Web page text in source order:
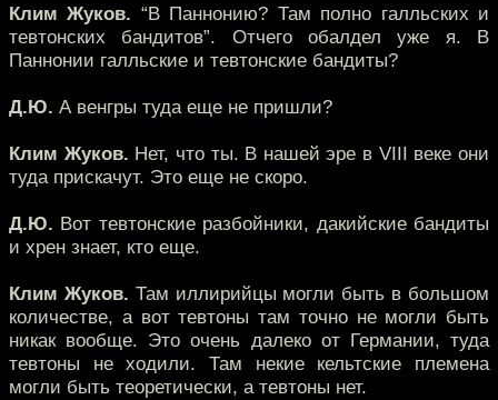
Клим Жуков. “В Паннонию? Там полно галльских и
тевтонских бандитов”. Отчего обалдел уже я. В
Паннонии галльские и тевтонские бандиты?
Д.Ю. А венгры туда еще не пришли?
Клим Жуков. Нет, что ты. В нашей эре в VIII веке они
туда прискачут. Это еще не скоро.
Д.Ю. Вот тевтонские разбойники, дакийские бандиты
и хрен знает, кто еще.
Клим Жуков. Там иллирийцы могли быть в большом
количестве, а вот тевтоны там точно не могли быть
никак вообще. Это очень далеко от Германии, туда
тевтоны не ходили. Там некие кельтские племена
могли быть теоретически, а тевтоны нет.